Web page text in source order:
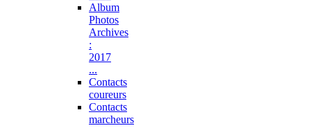
Album
Photos
Archives
:
2017
...
Contacts
coureurs
Contacts
marcheurs